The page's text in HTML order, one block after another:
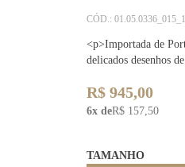
CÓD.: 01.05.0336_015_1
<p>Importada de
delicados desenhos
R$ 945,00
6x deR$ 157,50
TAMANHO